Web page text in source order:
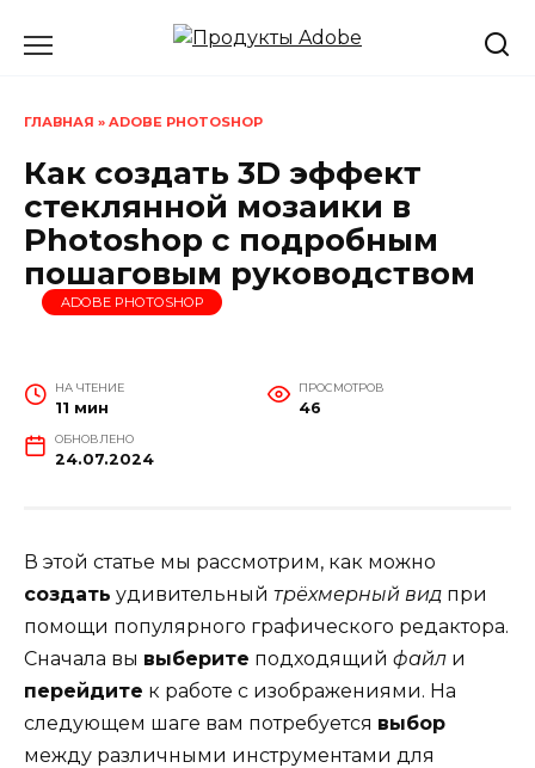
ГЛАВНАЯ » ADOBE PHOTOSHOP
Как создать 3D эффект
стеклянной мозаики в
Photoshop с подробным
пошаговым руководством
ADOBE PHOTOSHOP
НА ЧТЕНИЕ
11 мин
ПРОСМОТРОВ
46
ОБНОВЛЕНО
24.07.2024
В этой статье мы рассмотрим, как можно
создать удивительный трёхмерный вид при
помощи популярного графического редактора.
Сначала вы выберите подходящий файл и
перейдите к работе с изображениями. На
следующем шаге вам потребуется выбор
между различными инструментами для